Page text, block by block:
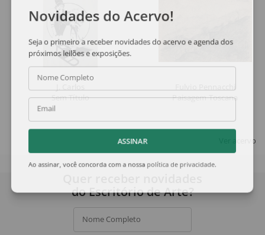
Sem Título
Fulvio Pennacchi
Paisagem Toscana
Ver acervo
Novidades do Acervo!
Seja o primeiro a receber novidades do acervo e agenda dos
próximos leilões e exposições.
Nome Completo
Email
ASSINAR
Ao assinar, você concorda com a nossapolítica de privacidade
do Escritório de Arte?
Nome Completo